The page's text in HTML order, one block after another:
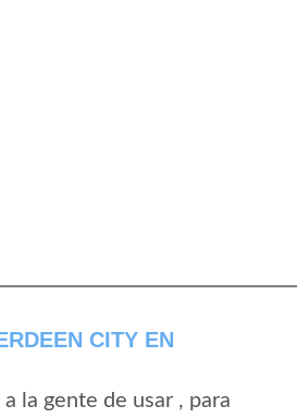
CITY EN
la gente de usar , para